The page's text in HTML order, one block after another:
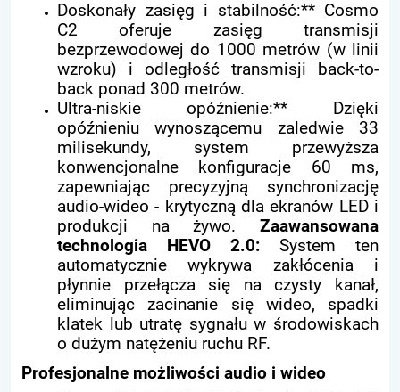
Doskonały zasięg i stabilność:** Cosmo
C2 oferuje zasięg transmisji
bezprzewodowej do 1000 metrów (w linii
wzroku) i odległość transmisji back-to-
back ponad 300 metrów.
Ultra-niskie opóźnienie:** Dzięki
opóźnieniu wynoszącemu zaledwie 33
milisekundy, system przewyższa
konwencjonalne konfiguracje 60 ms,
zapewniając precyzyjną synchronizację
audio-wideo - krytyczną dla ekranów LED i
produkcji na żywo. Zaawansowana
technologia HEVO 2.0: System ten
automatycznie wykrywa zakłócenia i
płynnie przełącza się na czysty kanał,
eliminując zacinanie się wideo, spadki
klatek lub utratę sygnału w środowiskach
o dużym natężeniu ruchu RF.
Profesjonalne możliwości audio i wideo